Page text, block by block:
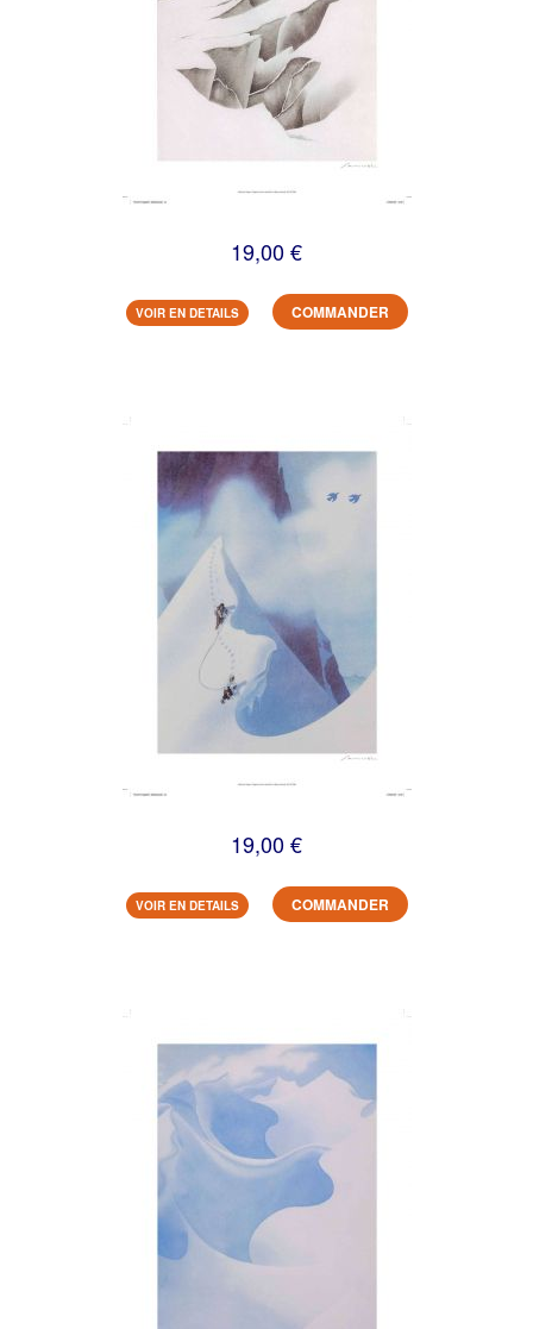
19,00 €
VOIR EN DETAILS COMMANDER
19,00 €
VOIR EN DETAILS COMMANDER